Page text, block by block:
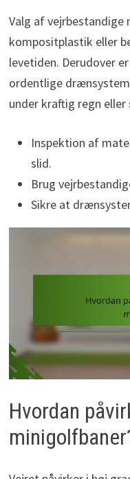
Valg af vejrbestandige
kompositplastik eller
levetiden. Derudover
ordentlige
under kraftig regn eller
Inspektion af
slid.
Brug
Sikre at
Hvordan